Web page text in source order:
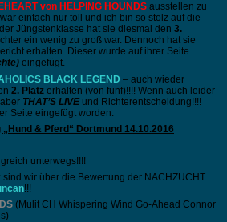
von HELPING HOUNDS ausstellen zu
einfach nur toll und ich bin so stolz auf die
Jüngstenklasse hat sie diesmal den 3.
ein wenig zu groß war. Dennoch hat sie
erhalten. Dieser wurde auf ihrer Seite
eingefügt.
BLACK LEGEND – auch wieder
2. Platz erhalten (von fünf)!!!! Wenn auch leider
THAT’S LIVE und Richterentscheidung!!!!
Seite eingefügt worden.
& Pferd“ Dortmund 14.10.2016
unterwegs!!!!
wir über die Bewertung der NACHZUCHT
!!!
(Mulit CH Whispering Wind Go-Ahead Connor